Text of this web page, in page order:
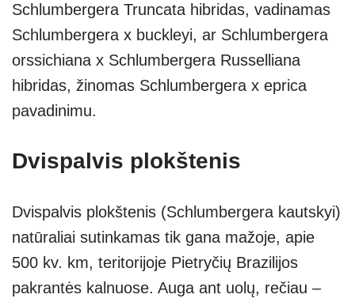
Schlumbergera Truncata hibridas, vadinamas
Schlumbergera x buckleyi, ar Schlumbergera
orssichiana x Schlumbergera Russelliana
hibridas, žinomas Schlumbergera x eprica
pavadinimu.
Dvispalvis plokštenis
Dvispalvis plokštenis (Schlumbergera kautskyi)
natūraliai sutinkamas tik gana mažoje, apie
500 kv. km, teritorijoje Pietryčių Brazilijos
pakrantės kalnuose. Auga ant uolų, rečiau –